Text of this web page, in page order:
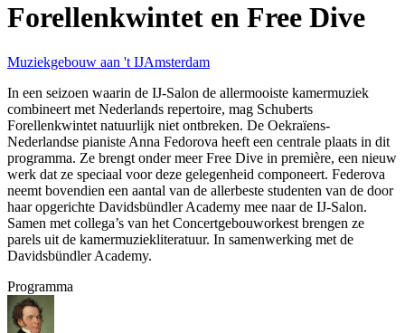
Forellenkwintet en Free Dive
Muziekgebouw aan 't IJAmsterdam
In een seizoen waarin de IJ-Salon de allermooiste kamermuziek
combineert met Nederlands repertoire, mag Schuberts
Forellenkwintet natuurlijk niet ontbreken. De Oekraïens-
Nederlandse pianiste Anna Fedorova heeft een centrale plaats in dit
programma. Ze brengt onder meer Free Dive in première, een nieuw
werk dat ze speciaal voor deze gelegenheid componeert. Federova
neemt bovendien een aantal van de allerbeste studenten van de door
haar opgerichte Davidsbündler Academy mee naar de IJ-Salon.
Samen met collega’s van het Concertgebouworkest brengen ze
parels uit de kamermuziekliteratuur. In samenwerking met de
Davidsbündler Academy.
Programma